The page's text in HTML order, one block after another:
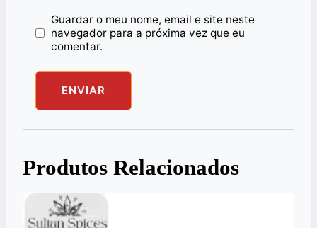
Guardar o meu nome, email e site neste
navegador para a próxima vez que eu
comentar.
Produtos Relacionados